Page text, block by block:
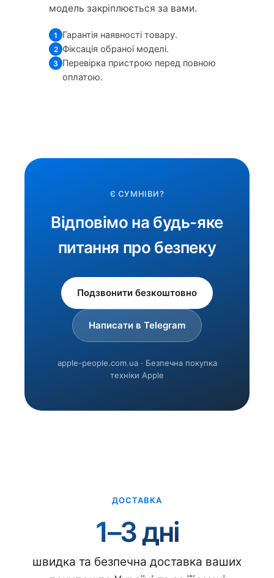
модель закріплюється за вами.
1 Гарантія наявності товару.
2 Фіксація обраної моделі.
3 Перевірка пристрою перед повною
оплатою.
Є СУМНІВИ?
Відповімо на будь-яке
питання про безпеку
Подзвонити безкоштовно
Написати в Telegram
apple-people.com.ua · Безпечна покупка
техніки Apple
ДОСТАВКА
1–3 дні
швидка та безпечна доставка ваших